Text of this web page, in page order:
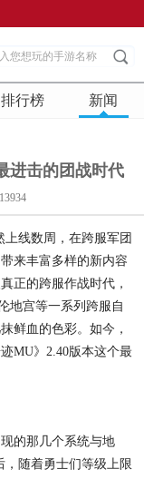
排行榜 新闻
进击的团战时代
线数周，在跨服军团
来丰富多样的新内容
正的跨服作战时代，
地宫等一系列跨服自
鲜血的色彩。如今，
MU》2.40版本这个最
的那几个系统与地
，随着勇士们等级上限